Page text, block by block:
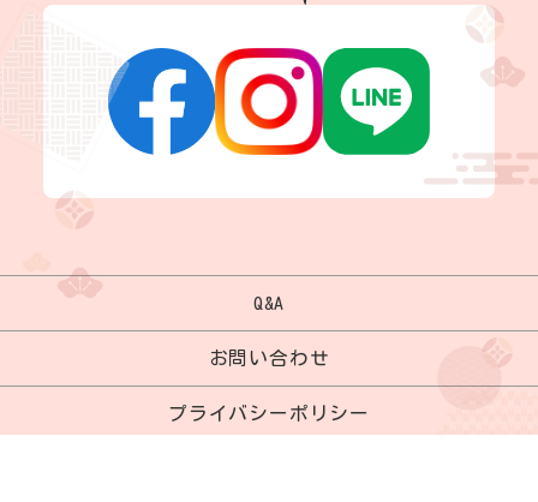
Q&A
お問い合わせ
プライバシーポリシー